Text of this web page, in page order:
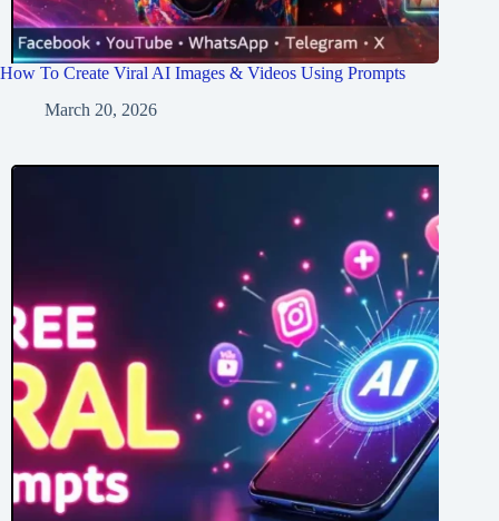
How To Create Viral AI Images & Videos Using Prompts
March 20, 2026